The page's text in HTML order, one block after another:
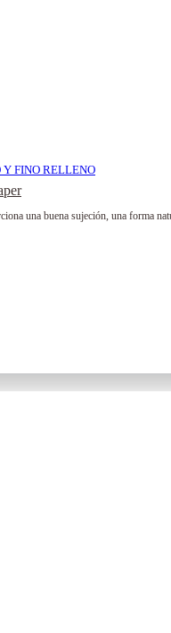
Y FINO RELLENO
una buena sujeción, una forma